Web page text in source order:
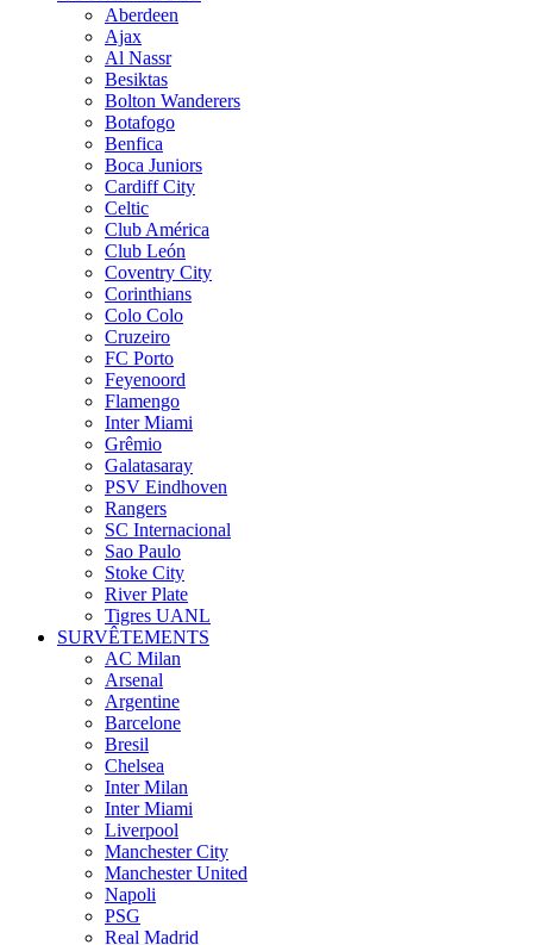
Aberdeen
Ajax
Al Nassr
Besiktas
Bolton Wanderers
Botafogo
Benfica
Boca Juniors
Cardiff City
Celtic
Club América
Club León
Coventry City
Corinthians
Colo Colo
Cruzeiro
FC Porto
Feyenoord
Flamengo
Inter Miami
Grêmio
Galatasaray
PSV Eindhoven
Rangers
SC Internacional
Sao Paulo
Stoke City
River Plate
Tigres UANL
SURVÊTEMENTS
AC Milan
Arsenal
Argentine
Barcelone
Bresil
Chelsea
Inter Milan
Inter Miami
Liverpool
Manchester City
Manchester United
Napoli
PSG
Real Madrid